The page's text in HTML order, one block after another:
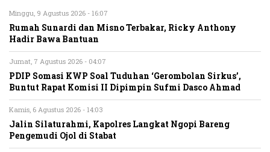
Minggu, 9 Agustus 2026 - 16:07
Rumah Sunardi dan Misno Terbakar, Ricky Anthony
Hadir Bawa Bantuan
Jumat, 7 Agustus 2026 - 04:07
PDIP Somasi KWP Soal Tuduhan ‘Gerombolan Sirkus’,
Buntut Rapat Komisi II Dipimpin Sufmi Dasco Ahmad
Kamis, 6 Agustus 2026 - 14:03
Jalin Silaturahmi, Kapolres Langkat Ngopi Bareng
Pengemudi Ojol di Stabat